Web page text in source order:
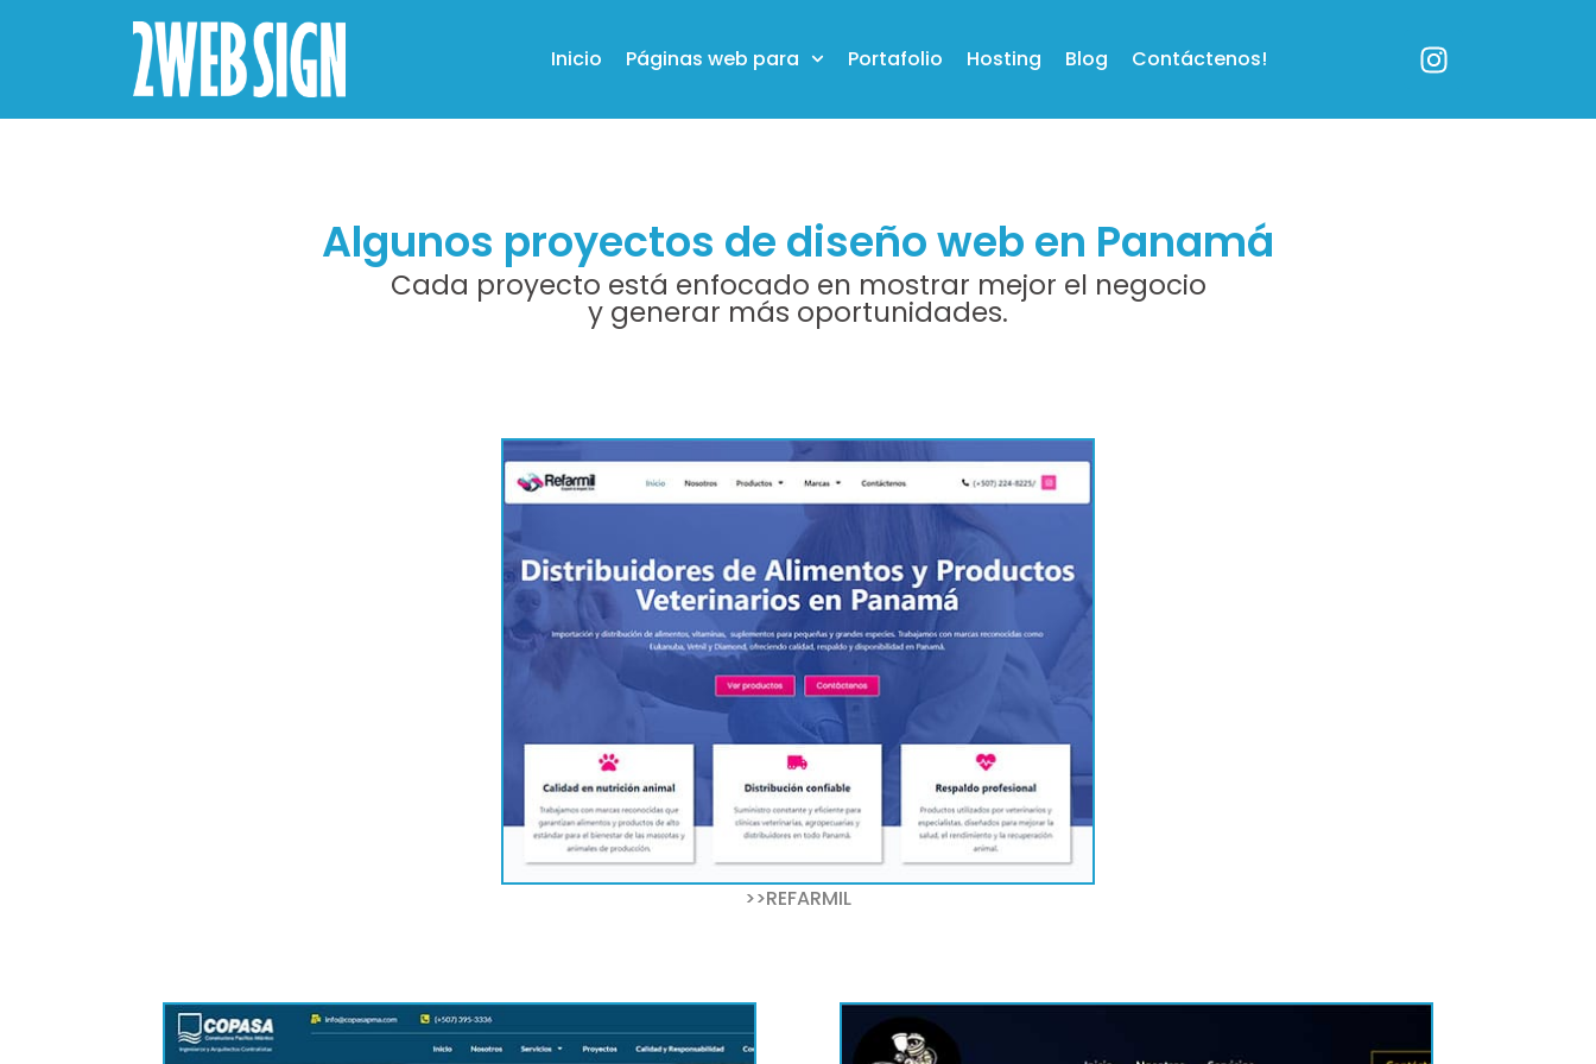
Inicio Páginas web para Portafolio Hosting Blog Contáctenos!
Algunos proyectos de diseño web en Panamá
Cada proyecto está enfocado en mostrar mejor el negocio
y generar más oportunidades.
>>REFARMIL